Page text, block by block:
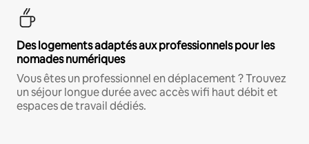
Des logements adaptés aux professionnels pour les
nomades numériques
Vous êtes un professionnel en déplacement ? Trouvez
un séjour longue durée avec accès wifi haut débit et
espaces de travail dédiés.